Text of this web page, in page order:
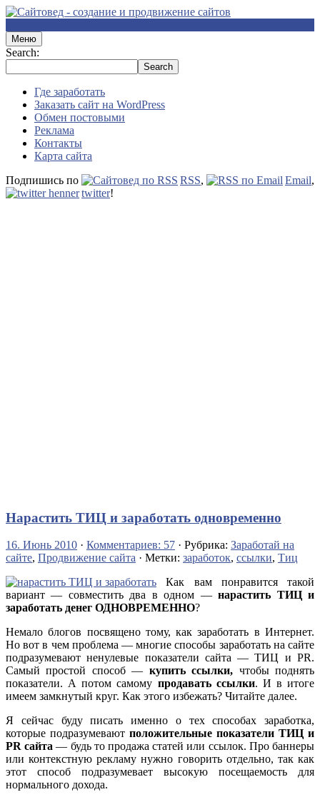
Меню
Search:
Где заработать
Заказать сайт на WordPress
Обмен постовыми
Реклама
Контакты
Карта сайта
Подпишись по
RSS, Email,
twitter!
Нарастить ТИЦ и заработать одновременно
16. Июнь 2010 · Комментариев: 57 · Рубрика: Заработай на
сайте, Продвижение сайта · Метки: заработок, ссылки, Тиц
Как вам понравится такой
вариант — совместить два в одном —нарастить ТИЦ и
заработать денег ОДНОВРЕМЕННО?
Немало блогов посвящено тому, как заработать в Интернет.
Но вот в чем проблема — многие способы заработать на сайте
подразумевают ненулевые показатели сайта — ТИЦ и PR.
Самый простой способ — купить ссылки, чтобы поднять
показатели. А потом самому продавать ссылки. И в итоге
имеем замкнутый круг. Как этого избежать? Читайте далее.
Я сейчас буду писать именно о тех способах заработка,
которые подразумевают положительные показатели ТИЦ и
PR сайта — будь то продажа статей или ссылок. Про баннеры
или контекстную рекламу нужно говорить отдельно, так как
этот способ подразумевает высокую посещаемость для
нормального дохода.